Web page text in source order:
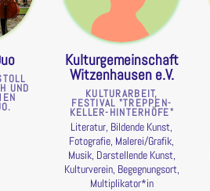
UND
Kulturgemeinschaft
Witzenhausen e.V.
KULTURARBEIT,
FESTIVAL "TREPPEN-
KELLER-HINTERHÖFE"
Literatur, Bildende Kunst,
Fotografie, Malerei/Grafik,
Musik, Darstellende Kunst,
Kulturverein, Begegnungsort,
Multiplikator*in